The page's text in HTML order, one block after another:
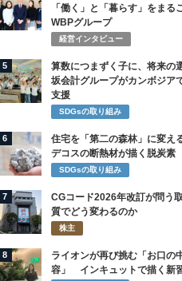
「働く」と「暮らす」をまる
WBPグループ
経営インタビュー
5
算数につまずく子に、将来の
坂会計グループがカンボジア
支援
SDGsの取り組み
6
住宅を「第二の森林」に変え
デコスの断熱材が描く脱炭素
SDGsの取り組み
7
CGコード2026年改訂が問う
質でどう変わるのか
株主
8
ライオンが再び挑む「お口の
容」 インキュットで描く新